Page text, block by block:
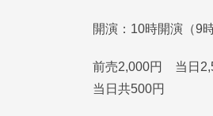
開演：10時開演（9
前売2,000円 当日
当日共500円